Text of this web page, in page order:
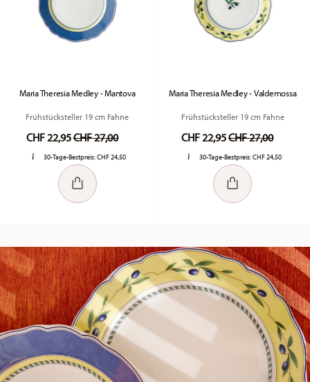
Maria Theresia Medley - Mantova
Frühstücksteller 19 cm Fahne
CHF 22,95Price reduced from
CHF 27,00to
30-Tage-Bestpreis:CHF 24,50
Maria Theresia Medley - Valdemossa
Frühstücksteller 19 cm Fahne
CHF 22,95Price reduced
CHF 27,00to
30-Tage-Bestpreis:CHF 24,50